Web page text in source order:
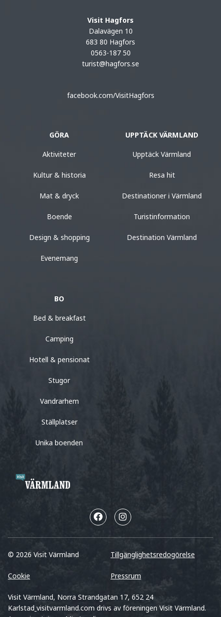
Visit Hagfors
Dalavägen 10
683 80 Hagfors
0563-187 50
turist@hagfors.se
facebook.com/VisitHagfors
GÖRA
Aktiviteter
Kultur & historia
Mat & dryck
Boende
Design & shopping
Evenemang
UPPTÄCK VÄRMLAND
Upptäck Värmland
Resa hit
Destinationer i Värmland
Turistinformation
Destination Värmland
BO
Bed & breakfast
Camping
Hotell & pensionat
Stugor
Vandrarhem
Ställplatser
Unika boenden
© 2026 Visit Värmland Tillgänglighetsredogörelse
Cookie Pressrum
Visit Värmland, Norra Strandgatan 17, 652 24
Karlstad visitvarmland.com drivs av föreningen Visit Värmland.